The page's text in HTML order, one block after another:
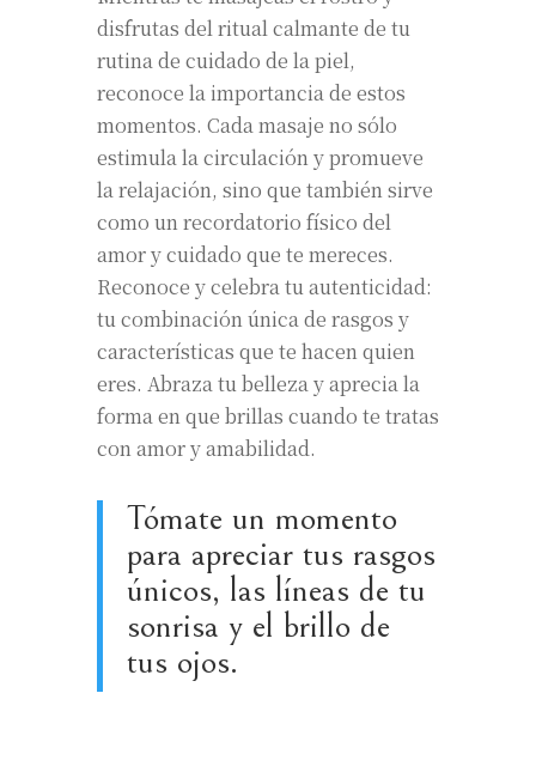
disfrutas del ritual calmante de tu
rutina de cuidado de la piel,
reconoce la importancia de estos
momentos. Cada masaje no sólo
estimula la circulación y promueve
la relajación, sino que también sirve
como un recordatorio físico del
amor y cuidado que te mereces.
Reconoce y celebra tu autenticidad:
tu combinación única de rasgos y
características que te hacen quien
eres. Abraza tu belleza y aprecia la
forma en que brillas cuando te tratas
con amor y amabilidad.
Tómate un momento
para apreciar tus rasgos
únicos, las líneas de tu
sonrisa y el brillo de
tus ojos.